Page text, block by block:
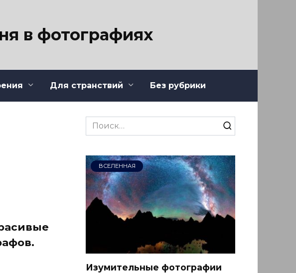
в фотографиях
Для странствий Без рубрики
Search
for:
ВСЕЛЕННАЯ
Изумительные фотографии